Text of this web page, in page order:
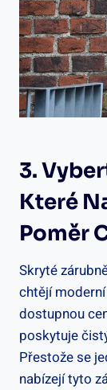
3.
Které
Poměr
Skryté
chtějí
dostupnou
poskytuje
Přestože se
nabízejí tyto